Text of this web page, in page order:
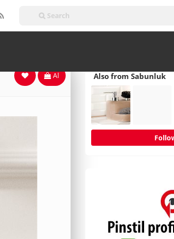
Al Also from Sabunluk